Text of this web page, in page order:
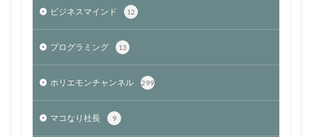
ビジネスマインド 12
プログラミング 13
ホリエモンチャンネル 299
マコなり社長 9